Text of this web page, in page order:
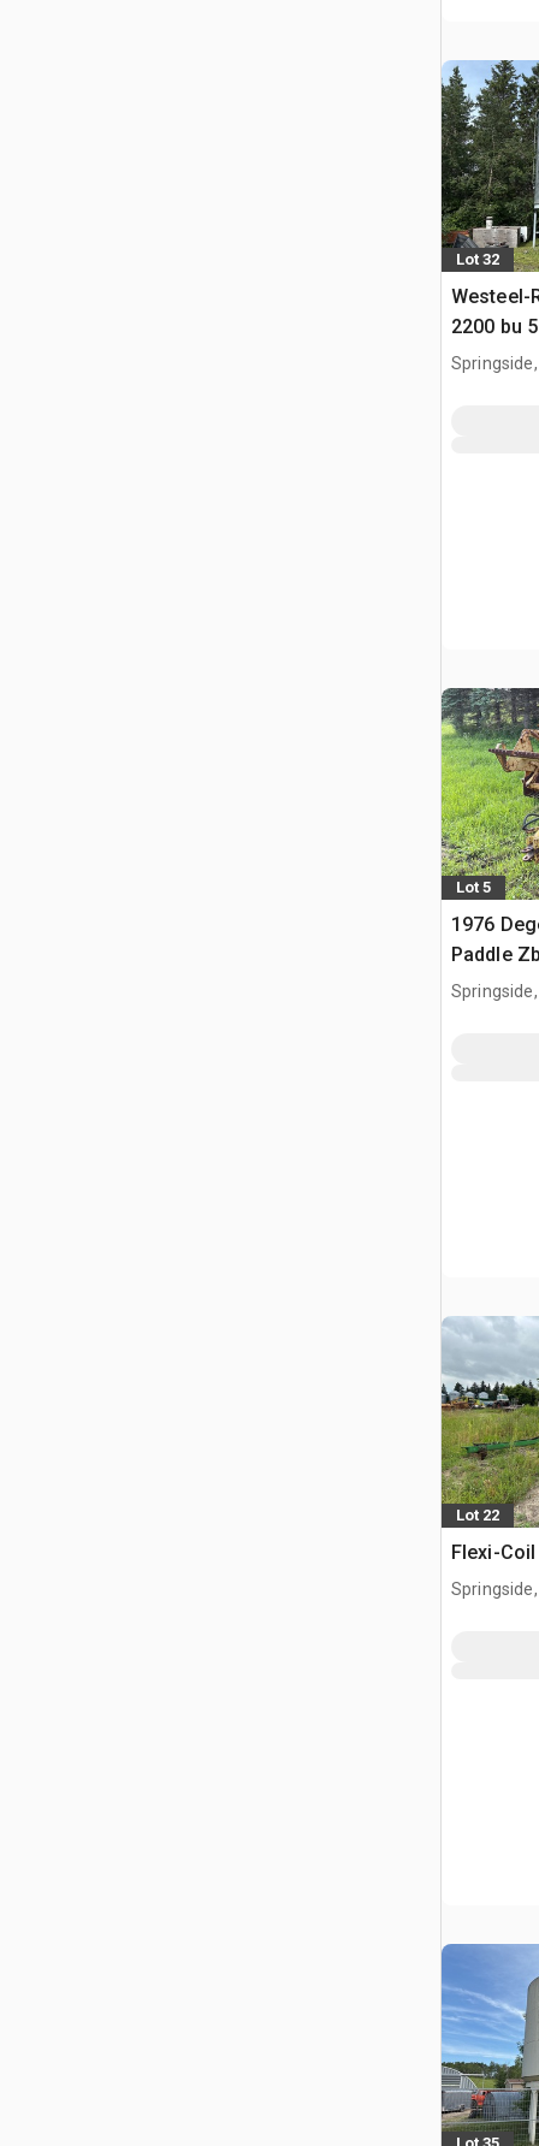
Lot 32
Westeel-
2200 bu
Springside,
Lot 5
1976
Paddle
Springside,
Lot 22
Flexi-
Springside,